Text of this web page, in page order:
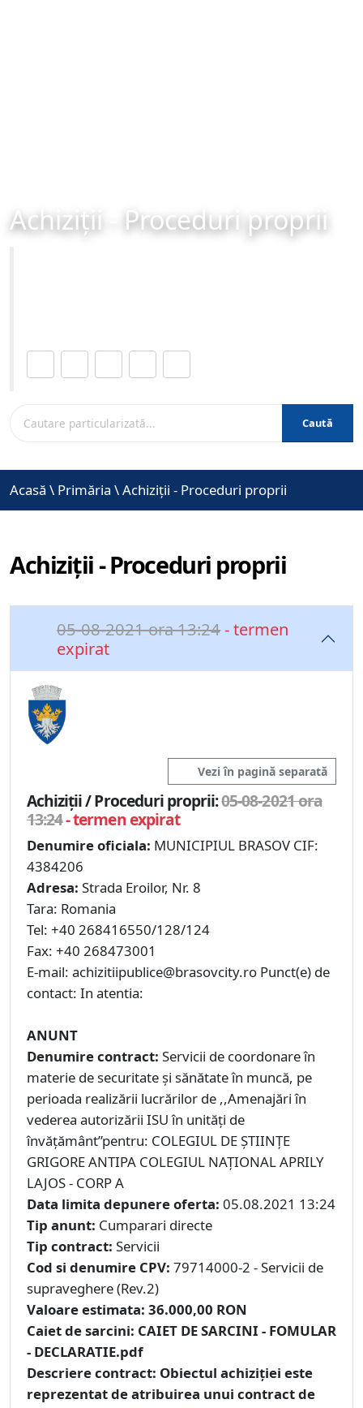
Achiziții - Proceduri proprii
Caută
Acasă \ Primăria \Achiziții - Proceduri proprii
Achiziții - Proceduri proprii
05-08-2021 ora 13:24- termen
expirat
Vezi în pagină separată
Achiziții / Proceduri proprii:05-08-2021 ora
13:24- termen expirat
Denumire oficiala: MUNICIPIUL BRASOV CIF:
4384206
Adresa: Strada Eroilor, Nr. 8
Tara: Romania
Tel: +40 268416550/128/124
Fax: +40 268473001
E-mail: achizitiipublice@brasovcity.ro Punct(e) de
contact: In atentia:
ANUNT
Denumire contract: Servicii de coordonare în
materie de securitate şi sănătate în muncă, pe
perioada realizării lucrărilor de ,,Amenajări în
vederea autorizării ISU în unități de
învățământ”pentru: COLEGIUL DE ȘTIINȚE
GRIGORE ANTIPA COLEGIUL NAȚIONAL APRILY
LAJOS - CORP A
Data limita depunere oferta: 05.08.2021 13:24
Tip anunt: Cumparari directe
Tip contract: Servicii
Cod si denumire CPV: 79714000-2 - Servicii de
supraveghere (Rev.2)
Valoare estimata: 36.000,00 RON
Caiet de sarcini: CAIET DE SARCINI - FOMULAR
- DECLARATIE.pdf
Descriere contract: Obiectul achiziţiei este
reprezentat de atribuirea unui contract de